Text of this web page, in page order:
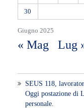
Giugno 2025
30
« Mag Lug
SEUS 118,
Oggi postazione di
personale.